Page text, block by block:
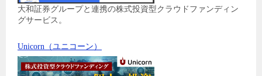
大和証券グループと連携の株式投資型クラウドファンディン
グサービス。
Unicorn（ユニコーン）